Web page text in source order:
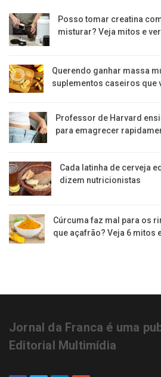
Posso tomar creatina
misturar? Veja mitos e
Querendo ganhar massa
suplementos caseiros que
Professor de Harvard
para emagrecer
Cada latinha de cerveja
dizem nutricionistas
Cúrcuma faz mal para os
que açafrão? Veja 6 mitos
Jornal da Franca é uma
Editorial Multimídia